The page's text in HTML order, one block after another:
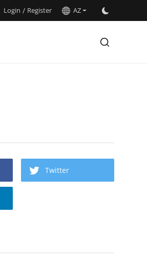
Login / Register AZ
Twitter